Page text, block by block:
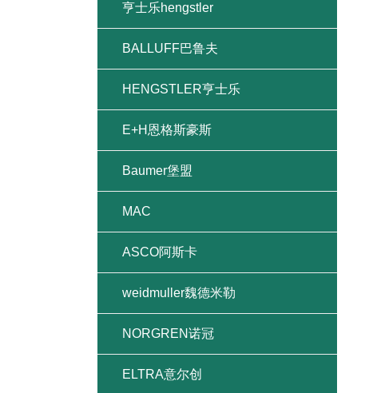
亨士乐hengstler
BALLUFF巴鲁夫
HENGSTLER亨士乐
E+H恩格斯豪斯
Baumer堡盟
MAC
ASCO阿斯卡
weidmuller魏德米勒
NORGREN诺冠
ELTRA意尔创